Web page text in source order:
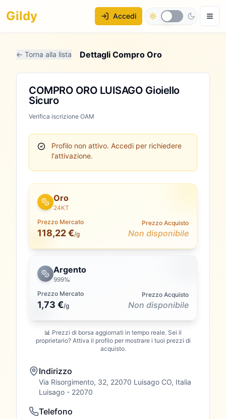
Gildy Accedi
← Torna alla lista Dettagli Compro Oro
COMPRO ORO LUISAGO Gioiello
Sicuro
Verifica iscrizione OAM
Profilo non attivo. Accedi per richiedere
l'attivazione.
Oro
24KT
Prezzo Mercato
118,22 €/g
Prezzo Acquisto
Non disponibile
Argento
999‰
Prezzo Mercato
1,73 €/g
Prezzo Acquisto
Non disponibile
📊 Prezzi di borsa aggiornati in tempo reale. Sei il
proprietario? Attiva il profilo per mostrare i tuoi prezzi di
acquisto.
Indirizzo
Via Risorgimento, 32, 22070 Luisago CO, Italia
Luisago - 22070
Telefono